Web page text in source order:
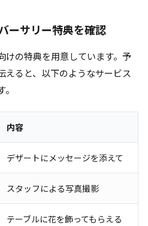
ーサリー特典を確認
けの特典を用意しています。予
えると、以下のようなサービス
内容
デザートにメッセージを添えて
スタッフによる写真撮影
テーブルに花を飾ってもらえる